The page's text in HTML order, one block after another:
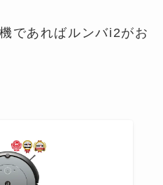
であればルンバi2がお